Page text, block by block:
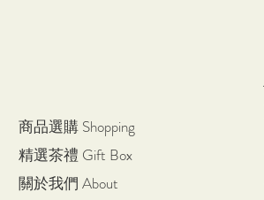
商品選購 Shopping
精選茶禮 Gift Box
關於我們 About